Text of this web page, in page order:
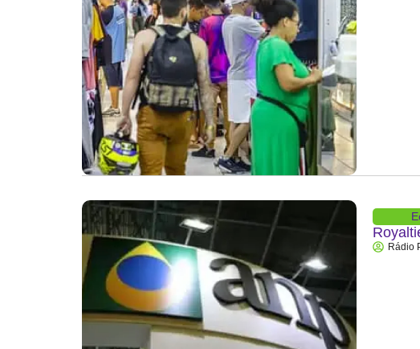
Rádio